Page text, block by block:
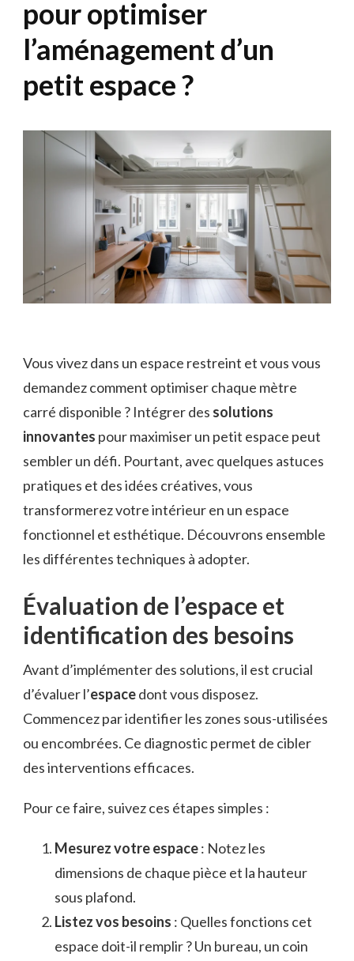
pour optimiser
l’aménagement d’un
petit espace ?
Vous vivez dans un espace restreint et vous vous
demandez comment optimiser chaque mètre
carré disponible ? Intégrer des solutions
innovantes pour maximiser un petit espace peut
sembler un défi. Pourtant, avec quelques astuces
pratiques et des idées créatives, vous
transformerez votre intérieur en un espace
fonctionnel et esthétique. Découvrons ensemble
les différentes techniques à adopter.
Évaluation de l’espace et
identification des besoins
Avant d’implémenter des solutions, il est crucial
d’évaluer l’espacedont vous disposez.
Commencez par identifier les zones sous-utilisées
ou encombrées. Ce diagnostic permet de cibler
des interventions efficaces.
Pour ce faire, suivez ces étapes simples :
Mesurez votre espace: Notez les
dimensions de chaque pièce et la hauteur
sous plafond.
Listez vos besoins : Quelles fonctions cet
espace doit-il remplir ? Un bureau, un coin